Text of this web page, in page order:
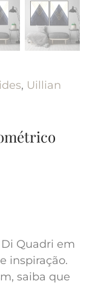
, Uillian
Quadri em
inspiração.
saiba que